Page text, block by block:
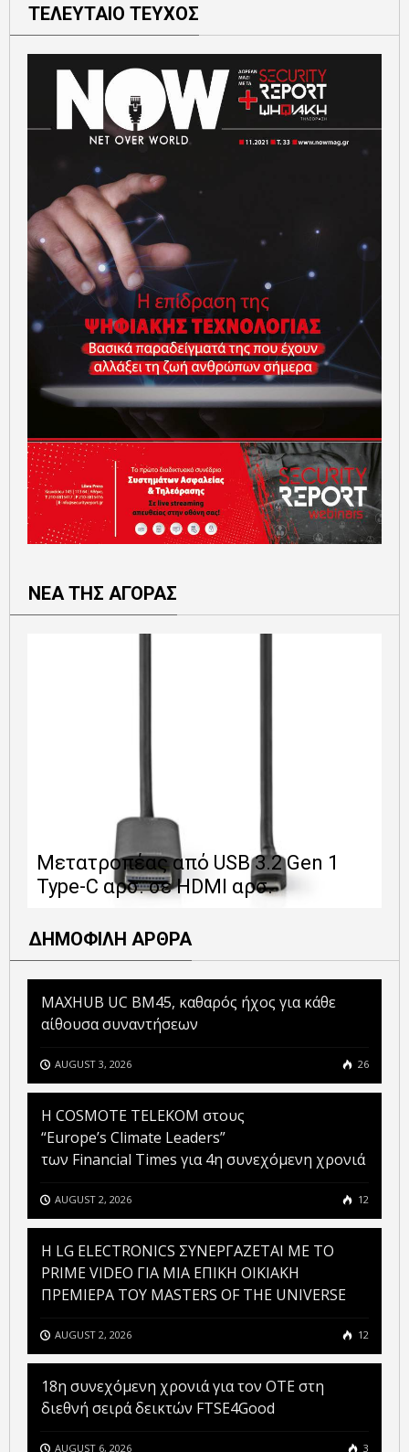
ΤΕΛΕΥΤΑΙΟ ΤΕΥΧΟΣ
ΝΕΑ ΤΗΣ ΑΓΟΡΑΣ
Μετατροπέας από USB 3.2 Gen 1
Type-C αρσ. σε HDMI αρσ.
ΔΗΜΟΦΙΛΗ ΑΡΘΡΑ
MAXHUB UC BM45, καθαρός ήχος για κάθε
αίθουσα συναντήσεων
AUGUST 3, 2026 26
Η COSMOTE TELEKOM στους
“Europe’s Climate Leaders”
των Financial Times για 4η συνεχόμενη χρονιά
AUGUST 2, 2026 12
H LG ELECTRONICS ΣΥΝΕΡΓΑΖΕΤΑΙ ΜΕ ΤΟ
PRIME VIDEO ΓΙΑ ΜΙΑ ΕΠΙΚΗ ΟΙΚΙΑΚΗ
ΠΡΕΜΙΕΡΑ ΤΟΥ MASTERS OF THE UNIVERSE
AUGUST 2, 2026 12
18η συνεχόμενη χρονιά για τον ΟΤΕ στη
διεθνή σειρά δεικτών FTSE4Good
AUGUST 6, 2026 3